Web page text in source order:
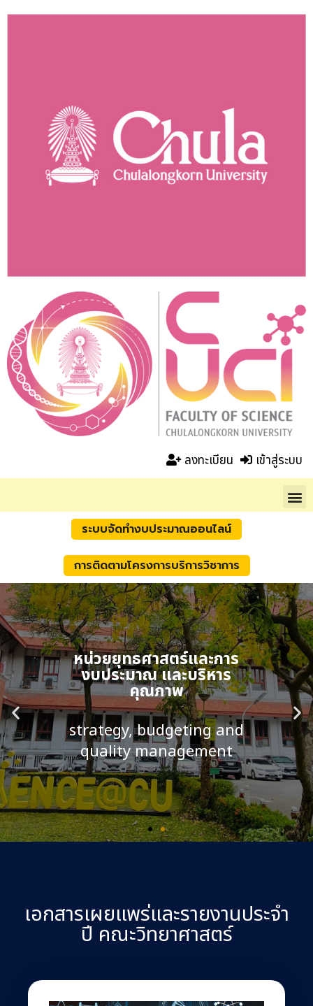
ลงทะเบียน เข้าสู่ระบบ
ระบบจัดทำงบประมาณออนไลน์
การติดตามโครงการบริการวิชาการ
หน่วยยุทธศาสตร์และการ
งบประมาณ และบริหาร
คุณภาพ
strategy, budgeting and
quality management
หน่วยยุทธศาสตร์และการ
งบประมาณ และบริหาร
คุณภาพ
strategy, budgeting and
quality management
หน่วยยุทธศาสตร์และการ
งบประมาณ และบริหาร
คุณภาพ
strategy, budgeting and
quality management
หน่วยยุทธศาสตร์และการ
งบประมาณ และบริหาร
คุณภาพ
strategy, budgeting and
quality management
หน่วยยุทธศาสตร์และการ
งบประมาณ และบริหาร
คุณภาพ
strategy, budgeting and
quality management
หน่วยยุทธศาสตร์และการ
งบประมาณ และบริหาร
คุณภาพ
strategy, budgeting and
quality management
เอกสารเผยแพร่และรายงานประจำ
ปี คณะวิทยาศาสตร์